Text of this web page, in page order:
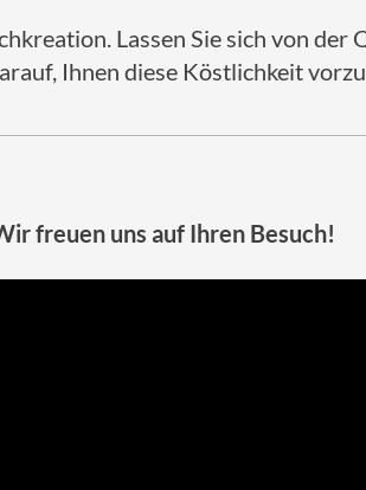
Lassen Sie sich von der
Ihnen diese Köstlichkeit
freuen uns auf Ihren Besuch!